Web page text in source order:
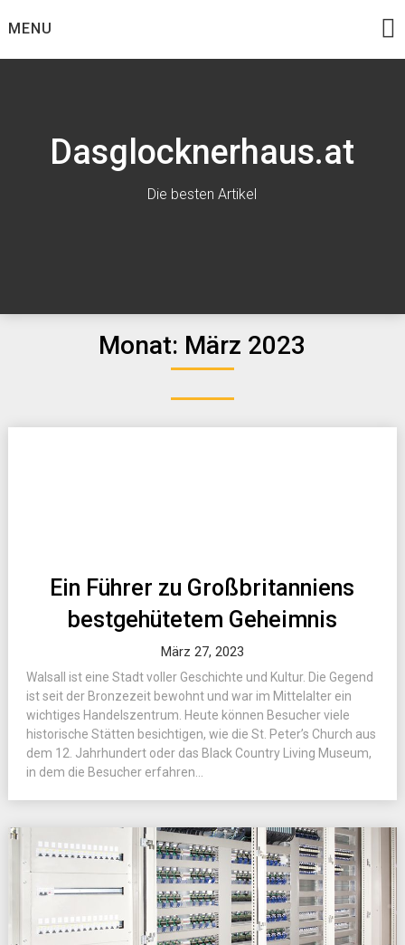
toMENU
Dasglocknerhaus.at
Die besten Artikel
Monat: März 2023
Ein Führer zu Großbritanniens
bestgehütetem Geheimnis
März 27, 2023
Walsall ist eine Stadt voller Geschichte und Kultur. Die Gegend
ist seit der Bronzezeit bewohnt und war im Mittelalter ein
wichtiges Handelszentrum. Heute können Besucher viele
historische Stätten besichtigen, wie die St. Peter’s Church aus
dem 12. Jahrhundert oder das Black Country Living Museum,
in dem die Besucher erfahren...